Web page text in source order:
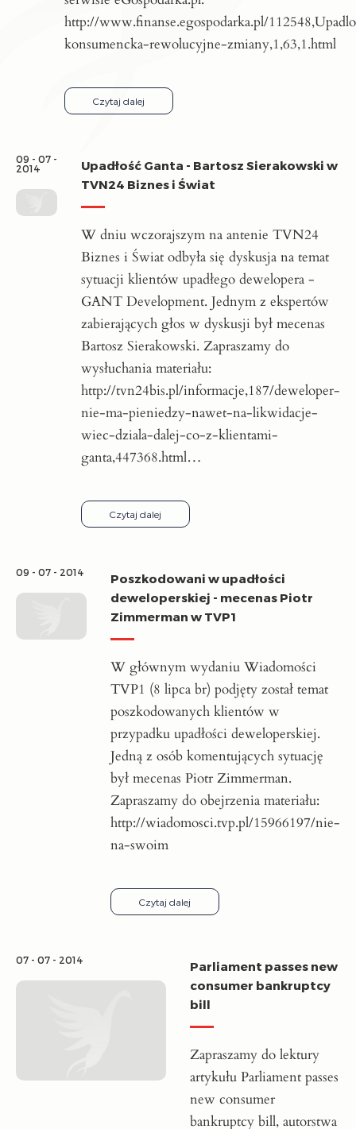
http://www.finanse.egospodarka.pl/
konsumencka-rewolucyjne-zmiany,1,63,1.html
Czytaj dalej
09 - 07 -
2014
Upadłość Ganta - Bartosz Sierakowski w
TVN24 Biznes i Świat
W dniu wczorajszym na antenie TVN24
Biznes i Świat odbyła się dyskusja na temat
sytuacji klientów upadłego dewelopera -
GANT Development. Jednym z ekspertów
zabierających głos w dyskusji był mecenas
Bartosz Sierakowski. Zapraszamy do
wysłuchania materiału:
http://tvn24bis.pl/informacje,187/deweloper-
nie-ma-pieniedzy-nawet-na-likwidacje-
wiec-dziala-dalej-co-z-klientami-
ganta,447368.html…
Czytaj dalej
09 - 07 - 2014
Poszkodowani w upadłości
deweloperskiej - mecenas Piotr
Zimmerman w TVP1
W głównym wydaniu Wiadomości
TVP1 (8 lipca br) podjęty został temat
poszkodowanych klientów w
przypadku upadłości deweloperskiej.
Jedną z osób komentujących sytuację
był mecenas Piotr Zimmerman.
Zapraszamy do obejrzenia materiału:
http://wiadomosci.tvp.pl/15966197/nie-
na-swoim
Czytaj dalej
07 - 07 - 2014
Parliament passes new
consumer bankruptcy
bill
Zapraszamy do lektury
artykułu Parliament passes
new consumer
bankruptcy bill, autorstwa